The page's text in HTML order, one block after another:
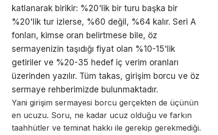
katlanarak birikir: %20'lik bir turu başka bir
%20'lik tur izlerse, %60 değil, %64 kalır. Seri A
fonları, kimse oran belirtmese bile, öz
sermayenizin taşıdığı fiyat olan %10-15'lik
getiriler ve %20-35 hedef iç verim oranları
üzerinden yazılır. Tüm takas, girişim borcu ve öz
sermaye rehberimizde bulunmaktadır.
Yani girişim sermayesi borcu gerçekten de üçünün
en ucuzu. Soru, ne kadar ucuz olduğu ve farkın
taahhütler ve teminat hakkı ile gerekip gerekmediği.